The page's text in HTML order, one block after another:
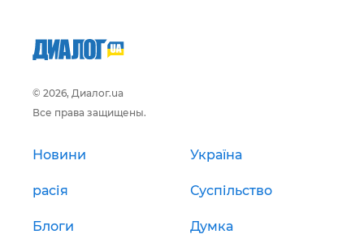
© 2026, Диалог.ua
Все права защищены.
Новини Україна
расія Суспільство
Блоги Думка